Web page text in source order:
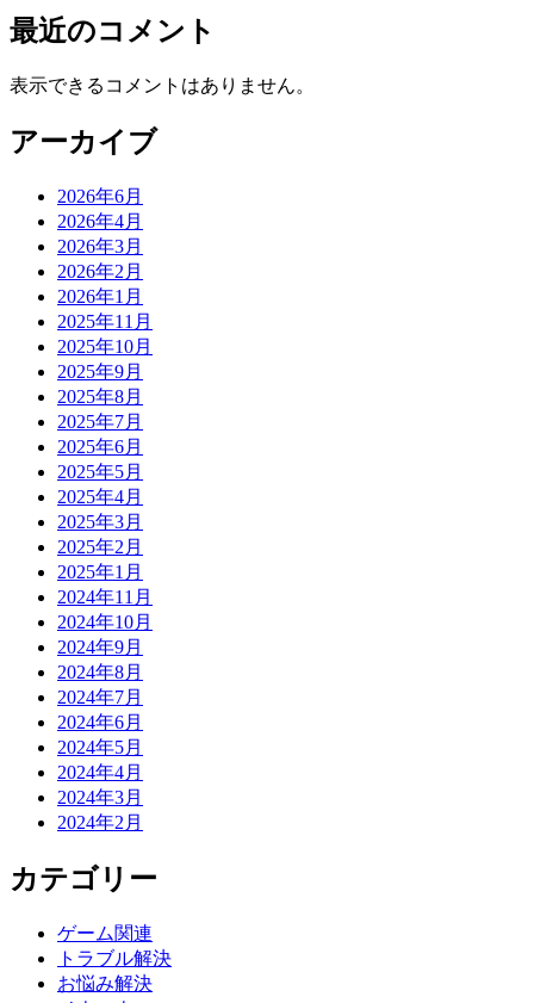
最近のコメント
表示できるコメントはありません。
アーカイブ
2026年6月
2026年4月
2026年3月
2026年2月
2026年1月
2025年11月
2025年10月
2025年9月
2025年8月
2025年7月
2025年6月
2025年5月
2025年4月
2025年3月
2025年2月
2025年1月
2024年11月
2024年10月
2024年9月
2024年8月
2024年7月
2024年6月
2024年5月
2024年4月
2024年3月
2024年2月
カテゴリー
ゲーム関連
トラブル解決
お悩み解決